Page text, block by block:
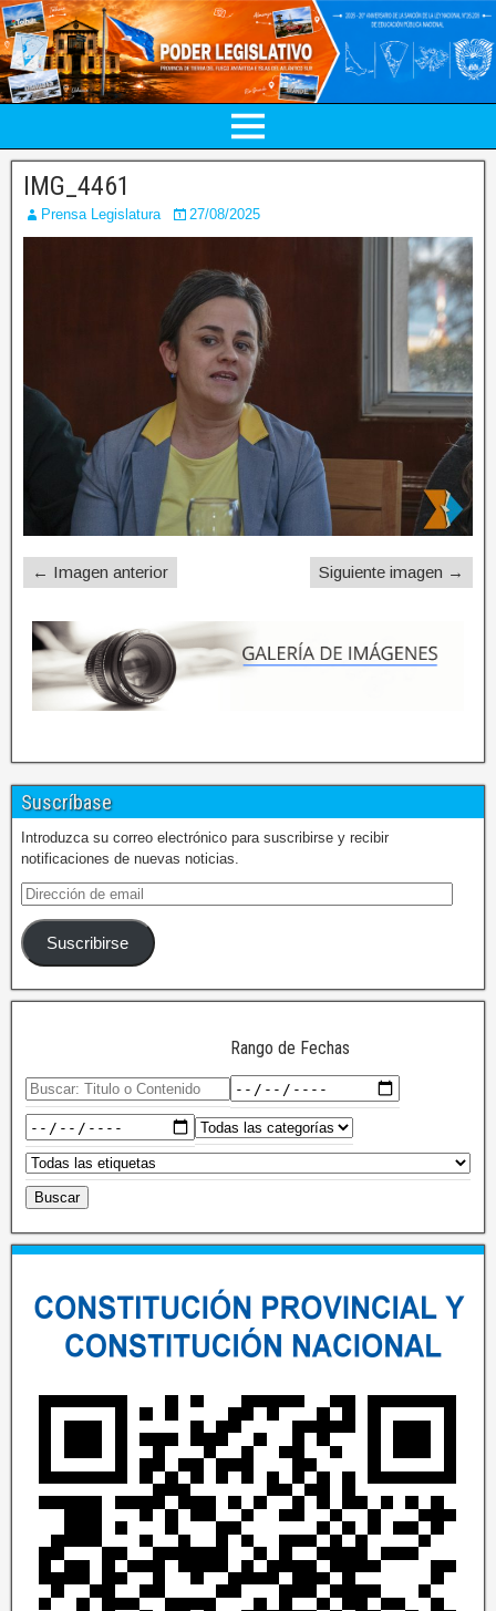
IMG_4461
Prensa Legislatura 27/08/2025
← Imagen anterior Siguiente imagen →
Suscríbase
Introduzca su correo electrónico para suscribirse y recibir
notificaciones de nuevas noticias.
Suscribirse
Rango de Fechas